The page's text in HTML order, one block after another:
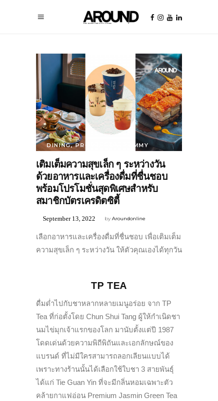
DINING,PROMOTION YUMMY
เติมเต็มความสุขเล็ก ๆ ระหว่างวัน
ด้วยอาหารและเครื่องดื่มที่ชื่นชอบ
พร้อมโปรโมชั่นสุดพิเศษสำหรับ
สมาชิกบัตรเครดิตซิตี้
byAroundonline
September 13, 2022
เลือกอาหารและเครื่องดื่มที่ชื่นชอบ เพื่อเติมเต็ม
ความสุขเล็ก ๆ ระหว่างวัน ให้ตัวคุณเองได้ทุกวัน
TP TEA
ดื่มด่ำไปกับชาหลากหลายเมนูอร่อย จาก TP
Tea ที่ก่อตั้งโดย Chun Shui Tang ผู้ให้กำเนิดชา
นมไข่มุกเจ้าแรกของโลก มานับตั้งแต่ปี 1987
โดดเด่นด้วยความพิถีพิถันและเอกลักษณ์ของ
แบรนด์ ที่ไม่มีใครสามารถลอกเลียนแบบได้
เพราะทางร้านนั้นได้เลือกใช้ใบชา 3 สายพันธุ์
ได้แก่ Tie Guan Yin ที่จะมีกลิ่นหอมเฉพาะตัว
คล้ายกาแฟอ่อน Premium Jasmin Green Tea